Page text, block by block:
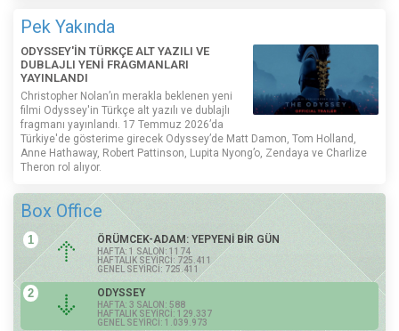
Pek Yakında
ODYSSEY'İN TÜRKÇE ALT YAZILI VE
DUBLAJLI YENİ FRAGMANLARI
YAYINLANDI
Christopher Nolan’ın merakla beklenen yeni
filmi Odyssey'in Türkçe alt yazılı ve dublajlı
fragmanı yayınlandı. 17 Temmuz 2026’da
Türkiye'de gösterime girecek Odyssey’de Matt Damon, Tom Holland,
Anne Hathaway, Robert Pattinson, Lupita Nyong’o, Zendaya ve Charlize
Theron rol alıyor.
Box Office
1 ÖRÜMCEK-ADAM: YEPYENİ BİR GÜN
HAFTA: 1 SALON: 1174
HAFTALIK SEYİRCİ: 725.411
GENEL SEYİRCİ: 725.411
2 ODYSSEY
HAFTA: 3 SALON: 588
HAFTALIK SEYİRCİ: 129.337
GENEL SEYİRCİ: 1.039.973